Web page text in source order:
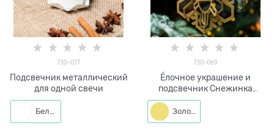
730-077
Подсвечник металлический
для одной свечи
Белый
730-069
Ёлочное украшение и
подсвечник Снежинка
металл
Золото